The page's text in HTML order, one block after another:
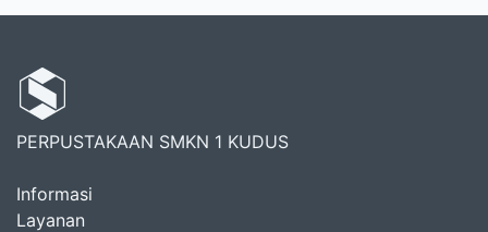
PERPUSTAKAAN SMKN 1 KUDUS
Informasi
Layanan